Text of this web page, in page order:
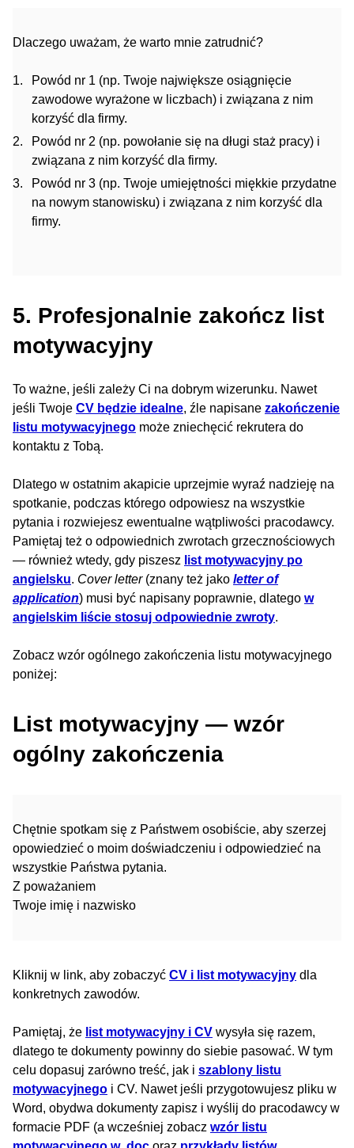
Dlaczego uważam, że warto mnie zatrudnić?
Powód nr 1 (np. Twoje największe osiągnięcie
zawodowe wyrażone w liczbach) i związana z nim
korzyść dla firmy.
Powód nr 2 (np. powołanie się na długi staż pracy) i
związana z nim korzyść dla firmy.
Powód nr 3 (np. Twoje umiejętności miękkie przydatne
na nowym stanowisku) i związana z nim korzyść dla
firmy.
5. Profesjonalnie zakończ list
motywacyjny
To ważne, jeśli zależy Ci na dobrym wizerunku. Nawet
jeśli Twoje CV będzie idealne, źle napisane zakończenie
listu motywacyjnego może zniechęcić rekrutera do
kontaktu z Tobą.
Dlatego w ostatnim akapicie uprzejmie wyraź nadzieję na
spotkanie, podczas którego odpowiesz na wszystkie
pytania i rozwiejesz ewentualne wątpliwości pracodawcy.
Pamiętaj też o odpowiednich zwrotach grzecznościowych
— również wtedy, gdy piszesz list motywacyjny po
angielsku. Cover letter(znany też jako letter of
application) musi być napisany poprawnie, dlatego w
angielskim liście stosuj odpowiednie zwroty.
Zobacz wzór ogólnego zakończenia listu motywacyjnego
poniżej:
List motywacyjny — wzór
ogólny zakończenia
Chętnie spotkam się z Państwem osobiście, aby szerzej
opowiedzieć o moim doświadczeniu i odpowiedzieć na
wszystkie Państwa pytania.
Z poważaniem
Twoje imię i nazwisko
Kliknij w link, aby zobaczyć CV i list motywacyjny dla
konkretnych zawodów.
Pamiętaj, że list motywacyjny i CV wysyła się razem,
dlatego te dokumenty powinny do siebie pasować. W tym
celu dopasuj zarówno treść, jak i szablony listu
motywacyjnego i CV. Nawet jeśli przygotowujesz pliku w
Word, obydwa dokumenty zapisz i wyślij do pracodawcy w
formacie PDF (a wcześniej zobacz wzór listu